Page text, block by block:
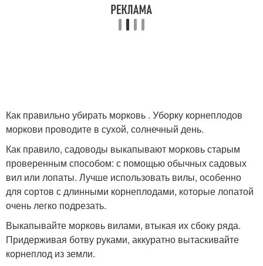
Как правильно убирать морковь . Уборку корнеплодов
моркови проводите в сухой, солнечный день.
Как правило, садоводы выкапывают морковь старым
проверенным способом: с помощью обычных садовых
вил или лопаты. Лучше использовать вилы, особенно
для сортов с длинными корнеплодами, которые лопатой
очень легко подрезать.
Выкапывайте морковь вилами, втыкая их сбоку ряда.
Придерживая ботву руками, аккуратно вытаскивайте
корнеплод из земли.